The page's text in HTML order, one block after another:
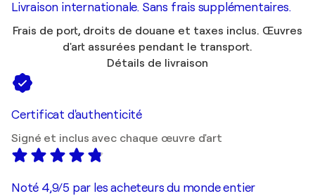
Livraison internationale. Sans frais supplémentaires.
Frais de port, droits de douane et taxes inclus. Œuvres
d'art assurées pendant le transport.
Détails de livraison
Certificat d'authenticité
Signé et inclus avec chaque œuvre d'art
Noté 4,9/5 par les acheteurs du monde entier